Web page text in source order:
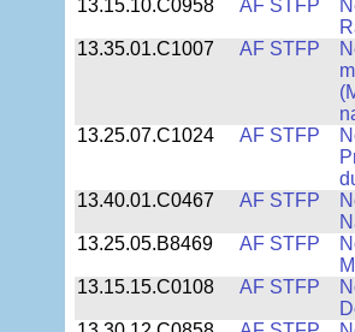
13.15.10.C0958
AF STFP
13.35.01.C1007
AF STFP
13.25.07.C1024
AF STFP
13.40.01.C0467
AF STFP
13.25.05.B8469
AF STFP
13.15.15.C0108
AF STFP